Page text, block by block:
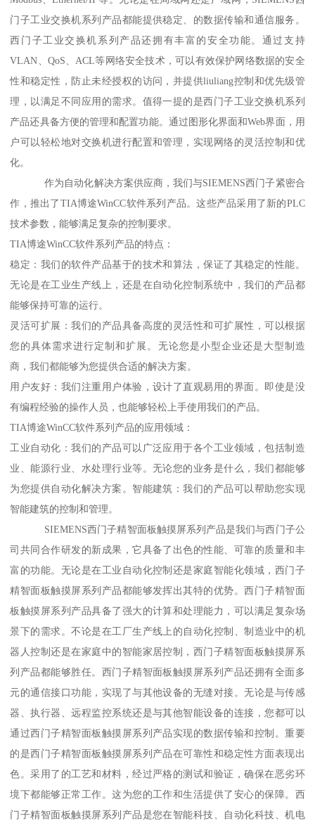
门子工业交换机系列产品都能提供稳定、的数据传输和通信服务。
西门子工业交换机系列产品还拥有丰富的安全功能。通过支持
VLAN、QoS、ACL等网络安全技术，可以有效保护网络数据的安全
性和稳定性，防止未经授权的访问，并提供liuliang控制和优先级管
理，以满足不同应用的需求。值得一提的是西门子工业交换机系列
产品还具备方便的管理和配置功能。通过图形化界面和Web界面，用
户可以轻松地对交换机进行配置和管理，实现网络的灵活控制和优
化。
作为自动化解决方案供应商，我们与SIEMENS西门子紧密合
作，推出了TIA博途WinCC软件系列产品。这些产品采用了新的PLC
技术参数，能够满足复杂的控制要求。
TIA博途WinCC软件系列产品的特点：
稳定：我们的软件产品基于的技术和算法，保证了其稳定的性能。
无论是在工业生产线上，还是在自动化控制系统中，我们的产品都
能够保持可靠的运行。
灵活可扩展：我们的产品具备高度的灵活性和可扩展性，可以根据
您的具体需求进行定制和扩展。无论您是小型企业还是大型制造
商，我们都能够为您提供合适的解决方案。
用户友好：我们注重用户体验，设计了直观易用的界面。即使是没
有编程经验的操作人员，也能够轻松上手使用我们的产品。
TIA博途WinCC软件系列产品的应用领域：
工业自动化：我们的产品可以广泛应用于各个工业领域，包括制造
业、能源行业、水处理行业等。无论您的业务是什么，我们都能够
为您提供自动化解决方案。智能建筑：我们的产品可以帮助您实现
智能建筑的控制和管理。
SIEMENS西门子精智面板触摸屏系列产品是我们与西门子公
司共同合作研发的新成果，它具备了出色的性能、可靠的质量和丰
富的功能。无论是在工业自动化控制还是家庭智能化领域，西门子
精智面板触摸屏系列产品都能够发挥出其特的优势。西门子精智面
板触摸屏系列产品具备了强大的计算和处理能力，可以满足复杂场
景下的需求。不论是在工厂生产线上的自动化控制、制造业中的机
器人控制还是在家庭中的智能家居控制，西门子精智面板触摸屏系
列产品都能够胜任。西门子精智面板触摸屏系列产品还拥有全面多
元的通信接口功能，实现了与其他设备的无缝对接。无论是与传感
器、执行器、远程监控系统还是与其他智能设备的连接，您都可以
通过西门子精智面板触摸屏系列产品实现的数据传输和控制。重要
的是西门子精智面板触摸屏系列产品在可靠性和稳定性方面表现出
色。采用了的工艺和材料，经过严格的测试和验证，确保在恶劣环
境下都能够正常工作。这为您的工作和生活提供了安心的保障。西
门子精智面板触摸屏系列产品是您在智能科技、自动化科技、机电